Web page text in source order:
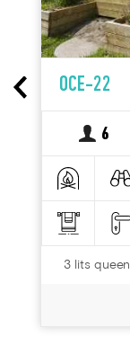
OCE-22
6
3 lits queen